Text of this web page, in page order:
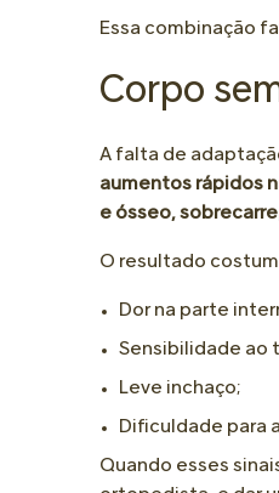
Essa combinação
Corpo
A falta de
aumentos rápidos
e ósseo,
O resultado
Dor na parte
Sensibilidade ao
Leve inchaço;
Dificuldade para
Quando esses